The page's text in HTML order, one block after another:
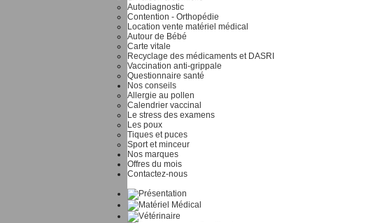
Autodiagnostic
Contention - Orthopédie
Location vente matériel médical
Autour de Bébé
Carte vitale
Recyclage des médicaments et DASRI
Vaccination anti-grippale
Questionnaire santé
Nos conseils
Allergie au pollen
Calendrier vaccinal
Le stress des examens
Les poux
Tiques et puces
Sport et minceur
Nos marques
Offres du mois
Contactez-nous